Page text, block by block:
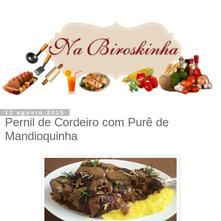
12 agosto 2015
Pernil de Cordeiro com Purê de
Mandioquinha